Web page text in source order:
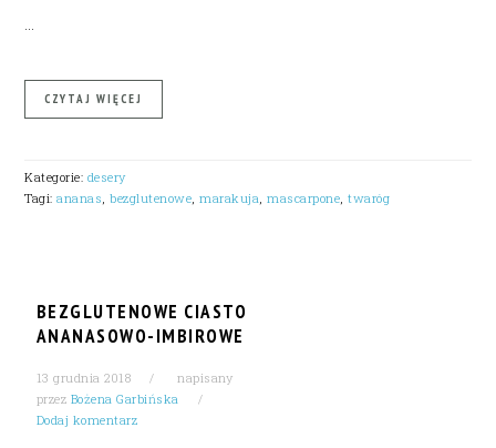
CZYTAJ WIĘCEJ
Kategorie: desery
Tagi:ananas ,bezglutenowe ,marakuja ,mascarpone ,twaróg
BEZGLUTENOWE CIASTO
ANANASOWO-IMBIROWE
13 grudnia 2018
napisany
przez Bożena Garbińska
Dodaj komentarz